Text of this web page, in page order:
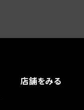
店舗をみる